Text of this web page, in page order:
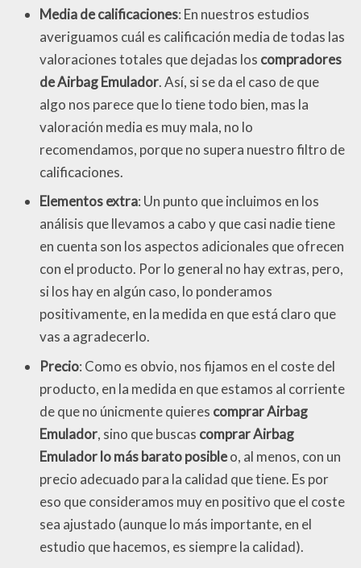
Media de calificaciones: En nuestros estudios
averiguamos cuál es calificación media de todas las
valoraciones totales que dejadas los compradores
de Airbag Emulador. Así, si se da el caso de que
algo nos parece que lo tiene todo bien, mas la
valoración media es muy mala, no lo
recomendamos, porque no supera nuestro filtro de
calificaciones.
Elementos extra: Un punto que incluimos en los
análisis que llevamos a cabo y que casi nadie tiene
en cuenta son los aspectos adicionales que ofrecen
con el producto. Por lo general no hay extras, pero,
si los hay en algún caso, lo ponderamos
positivamente, en la medida en que está claro que
vas a agradecerlo.
Precio: Como es obvio, nos fijamos en el coste del
producto, en la medida en que estamos al corriente
de que no únicmente quieres comprar Airbag
Emulador, sino que buscas comprar Airbag
Emulador lo más barato posibleo, al menos, con un
precio adecuado para la calidad que tiene. Es por
eso que consideramos muy en positivo que el coste
sea ajustado (aunque lo más importante, en el
estudio que hacemos, es siempre la calidad).